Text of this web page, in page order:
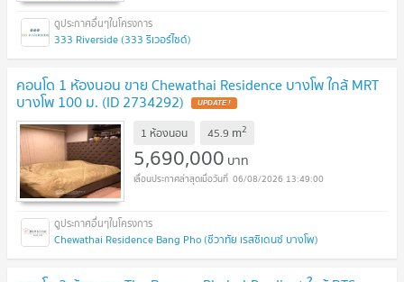
333 Riverside (333 ริเวอร์ไซด์)
คอนโด 1 ห้องนอน ขาย Chewathai Residence บางโพ ใกล้ MRT
บางโพ 100 ม. (ID 2734292)
1 ห้องนอน 45.9 m2
5,690,000 บาท
06/08/2026 13:49:00
Chewathai Residence Bang Pho (ชีวาทัย เรสซิเดนซ์ บางโพ)